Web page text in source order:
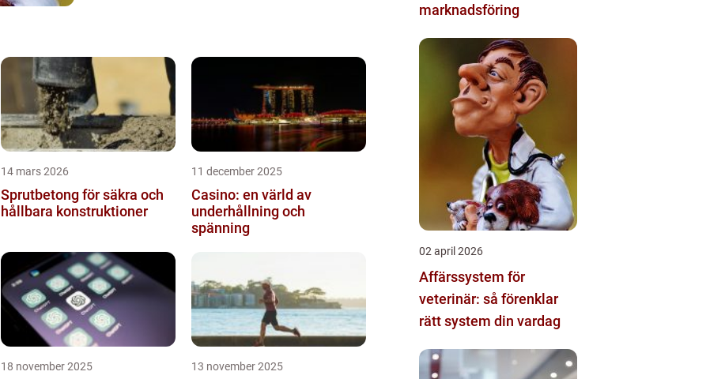
14 mars 2026
Sprutbetong för säkra och
hållbara konstruktioner
11 december 2025
Casino: en värld av
underhållning och
spänning
18 november 2025 13 november 2025
marknadsföring
02 april 2026
Affärssystem för
veterinär: så förenklar
rätt system din vardag